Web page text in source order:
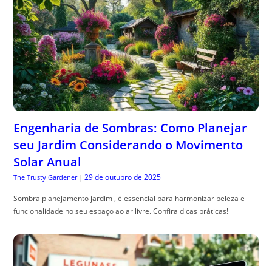
Engenharia de Sombras: Como Planejar
seu Jardim Considerando o Movimento
Solar Anual
The Trusty Gardener | 29 de outubro de 2025
Sombra planejamento jardim , é essencial para harmonizar beleza e
funcionalidade no seu espaço ao ar livre. Confira dicas práticas!